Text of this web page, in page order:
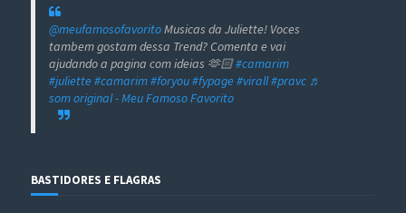
@meufamosofavoritoMusicas da Juliette! Voces
tambem gostam dessa Trend? Comenta e vai
ajudando a pagina com ideias 🫶🏻#camarim
#juliette#camarim#foryou#fypage#virall#pravc ♬
som original - Meu Famoso Favorito
BASTIDORES E FLAGRAS